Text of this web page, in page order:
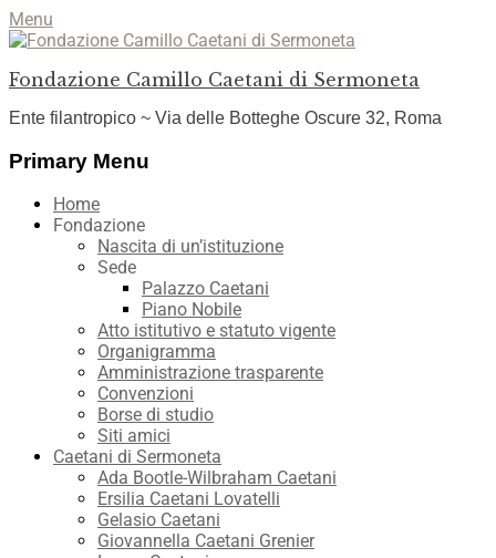
Menu
Fondazione Camillo Caetani di Sermoneta
Ente filantropico ~ Via delle Botteghe Oscure 32, Roma
Facebook
YouTube
Instagram
Primary Menu
Skip
Home
Fondazione
Nascita di un’istituzione
Sede
Palazzo Caetani
Piano Nobile
Atto istitutivo e statuto vigente
Organigramma
Amministrazione trasparente
Convenzioni
Borse di studio
Siti amici
Caetani di Sermoneta
Ada Bootle-Wilbraham Caetani
Ersilia Caetani Lovatelli
Gelasio Caetani
Giovannella Caetani Grenier